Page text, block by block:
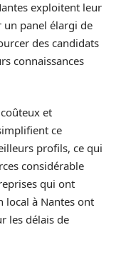
exploitent leur
panel élargi de
des candidats
connaissances
et
ce
profils, ce qui
considérable
qui ont
local à Nantes ont
les délais de